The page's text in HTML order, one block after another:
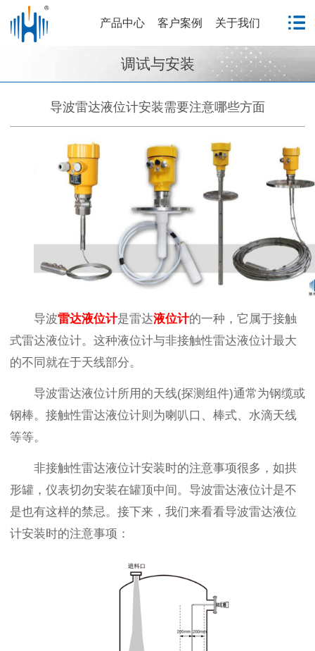
产品中心 客户案例 关于我们
调试与安装
导波雷达液位计安装需要注意哪些方面
导波雷达液位计是雷达液位计的一种，它属于接触
式雷达液位计。这种液位计与非接触性雷达液位计最大
的不同就在于天线部分。
导波雷达液位计所用的天线(探测组件)通常为钢缆或
钢棒。接触性雷达液位计则为喇叭口、棒式、水滴天线
等等。
非接触性雷达液位计安装时的注意事项很多，如拱
形罐，仪表切勿安装在罐顶中间。导波雷达液位计是不
是也有这样的禁忌。接下来，我们来看看导波雷达液位
计安装时的注意事项：